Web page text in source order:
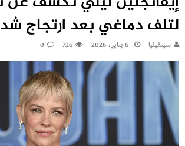
لتلف دماغي بعد ارتجاج
سينفيليا 6 يناير، 2026 726
0